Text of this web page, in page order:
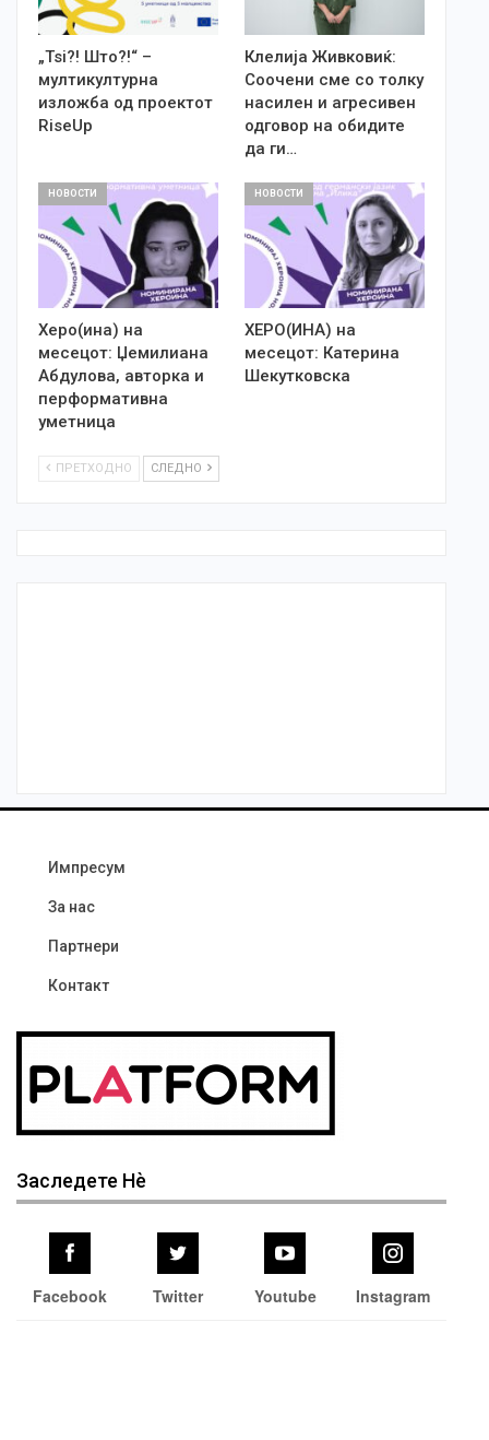
„Tsi?! Што?!“ –
мултикултурна
изложба од проектот
RiseUp
Клелија Живковиќ:
Соочени сме со толку
насилен и агресивен
одговор на обидите
да ги…
НОВОСТИ
Херо(ина) на
месецот: Џемилиана
Абдулова, авторка и
перформативна
уметница
НОВОСТИ
ХЕРО(ИНА) на
месецот: Катерина
Шекутковска
ПРЕТХОДНО СЛЕДНО
Импресум
За нас
Партнери
Контакт
Заследете Нѐ
Facebook Twitter Youtube Instagram